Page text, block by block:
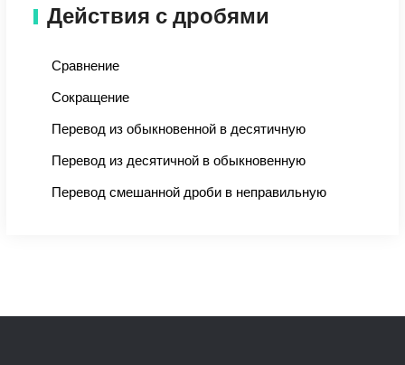
Действия с дробями
Сравнение
Сокращение
Перевод из обыкновенной в десятичную
Перевод из десятичной в обыкновенную
Перевод смешанной дроби в неправильную